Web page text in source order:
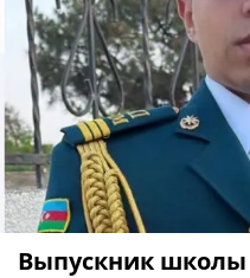
Выпускник школы